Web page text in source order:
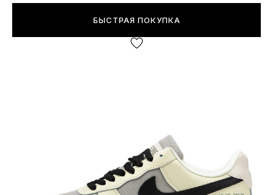
БЫСТРАЯ ПОКУПКА